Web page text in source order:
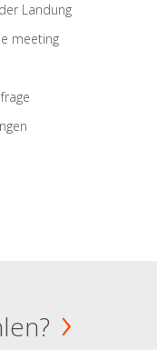
Landung
meeting